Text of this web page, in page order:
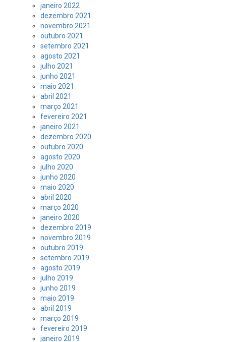
janeiro 2022
dezembro 2021
novembro 2021
outubro 2021
setembro 2021
agosto 2021
julho 2021
junho 2021
maio 2021
abril 2021
março 2021
fevereiro 2021
janeiro 2021
dezembro 2020
outubro 2020
agosto 2020
julho 2020
junho 2020
maio 2020
abril 2020
março 2020
janeiro 2020
dezembro 2019
novembro 2019
outubro 2019
setembro 2019
agosto 2019
julho 2019
junho 2019
maio 2019
abril 2019
março 2019
fevereiro 2019
janeiro 2019